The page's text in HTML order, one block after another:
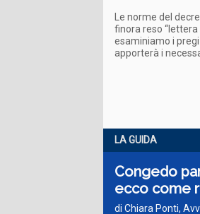
Le norme del
finora reso
esaminiamo i
apporterà i
LA GUIDA
Congedo
ecco come
di Chiara Ponti,